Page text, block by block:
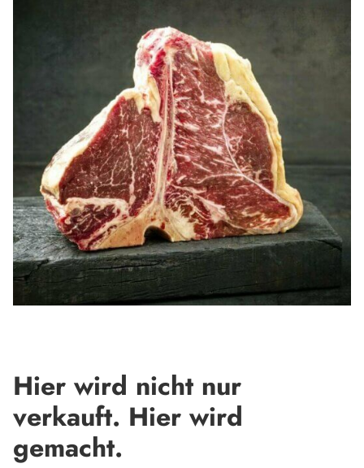
Hier wird nicht nur
verkauft. Hier wird
gemacht.